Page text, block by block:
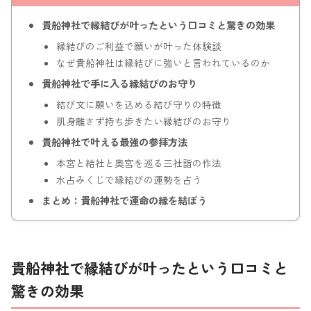
貴船神社で縁結びが叶ったという口コミと驚きの効果
縁結びのご利益で願いが叶った体験談
なぜ貴船神社は縁結びに強いと言われているのか
貴船神社で手に入る縁結びのお守り
結び文に願いを込める結び守りの特徴
肌身離さず持ち歩きたい縁結びのお守り
貴船神社で叶える最強の参拝方法
本宮と結社と奥宮を巡る三社詣の作法
水占みくじで縁結びの運勢を占う
まとめ：貴船神社で運命の縁を結ぼう
貴船神社で縁結びが叶ったという口コミと
驚きの効果